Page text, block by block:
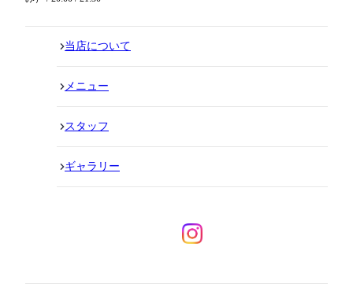
当店について
メニュー
スタッフ
ギャラリー